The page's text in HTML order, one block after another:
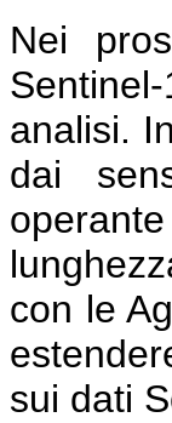
Nei
analisi.
dai
con le
sui dati